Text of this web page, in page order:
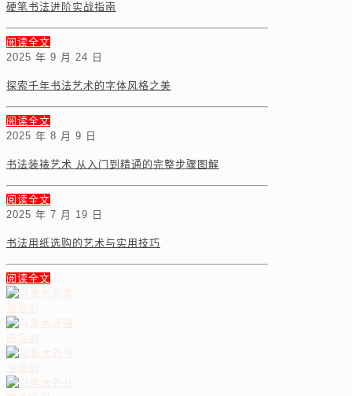
硬笔书法进阶实战指南
阅读全文
2025 年 9 月 24 日
探索千年书法艺术的字体风格之美
阅读全文
2025 年 8 月 9 日
书法装裱艺术 从入门到精通的完整步骤图解
阅读全文
2025 年 7 月 19 日
书法用纸选购的艺术与实用技巧
阅读全文